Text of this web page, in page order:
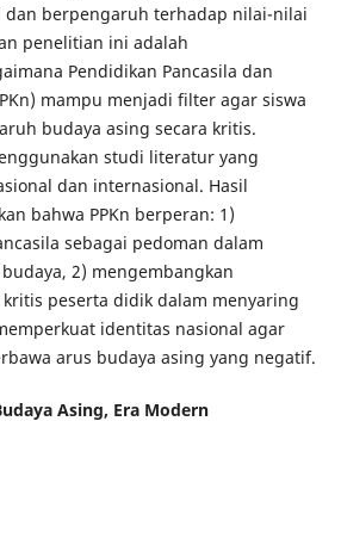
berpengaruh terhadap nilai-nilai
penelitian ini adalah
Pendidikan Pancasila dan
mampu menjadi filter agar siswa
budaya asing secara kritis.
studi literatur yang
dan internasional. Hasil
bahwa PPKn berperan: 1)
sebagai pedoman dalam
2) mengembangkan
peserta didik dalam menyaring
identitas nasional agar
arus budaya asing yang negatif.
Asing, Era Modern